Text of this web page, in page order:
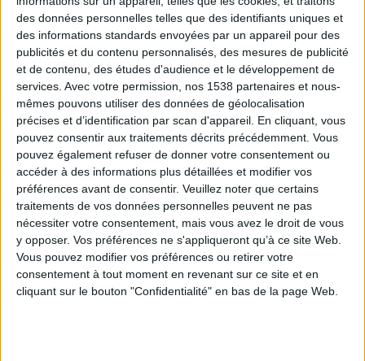
des données personnelles telles que des identifiants uniques et
des informations standards envoyées par un appareil pour des
publicités et du contenu personnalisés, des mesures de publicité
et de contenu, des études d'audience et le développement de
services. Avec votre permission, nos 1538 partenaires et nous-
mêmes pouvons utiliser des données de géolocalisation
précises et d’identification par scan d'appareil. En cliquant, vous
pouvez consentir aux traitements décrits précédemment. Vous
pouvez également refuser de donner votre consentement ou
accéder à des informations plus détaillées et modifier vos
préférences avant de consentir. Veuillez noter que certains
traitements de vos données personnelles peuvent ne pas
nécessiter votre consentement, mais vous avez le droit de vous
y opposer. Vos préférences ne s'appliqueront qu’à ce site Web.
Vous pouvez modifier vos préférences ou retirer votre
consentement à tout moment en revenant sur ce site et en
cliquant sur le bouton "Confidentialité" en bas de la page Web.
Présentoir de sol, lignes pures, base rectangulaire et
presque symétrique avec 4 étagères pour présenter
les produits. Innovant et original, idéal pour
l’industrie cosmétique.
Certifications